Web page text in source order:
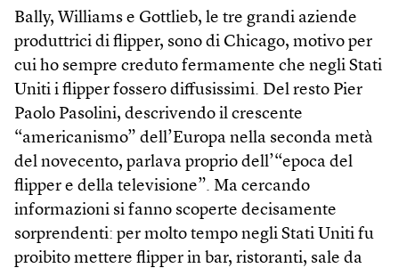
Bally, Williams e Gottlieb, le tre grandi aziende
produttrici di flipper, sono di Chicago, motivo per
cui ho sempre creduto fermamente che negli Stati
Uniti i flipper fossero diffusissimi. Del resto Pier
Paolo Pasolini, descrivendo il crescente
“americanismo” dell’Europa nella seconda metà
del novecento, parlava proprio dell’“epoca del
flipper e della televisione”. Ma cercando
informazioni si fanno scoperte decisamente
sorprendenti: per molto tempo negli Stati Uniti fu
proibito mettere flipper in bar, ristoranti, sale da